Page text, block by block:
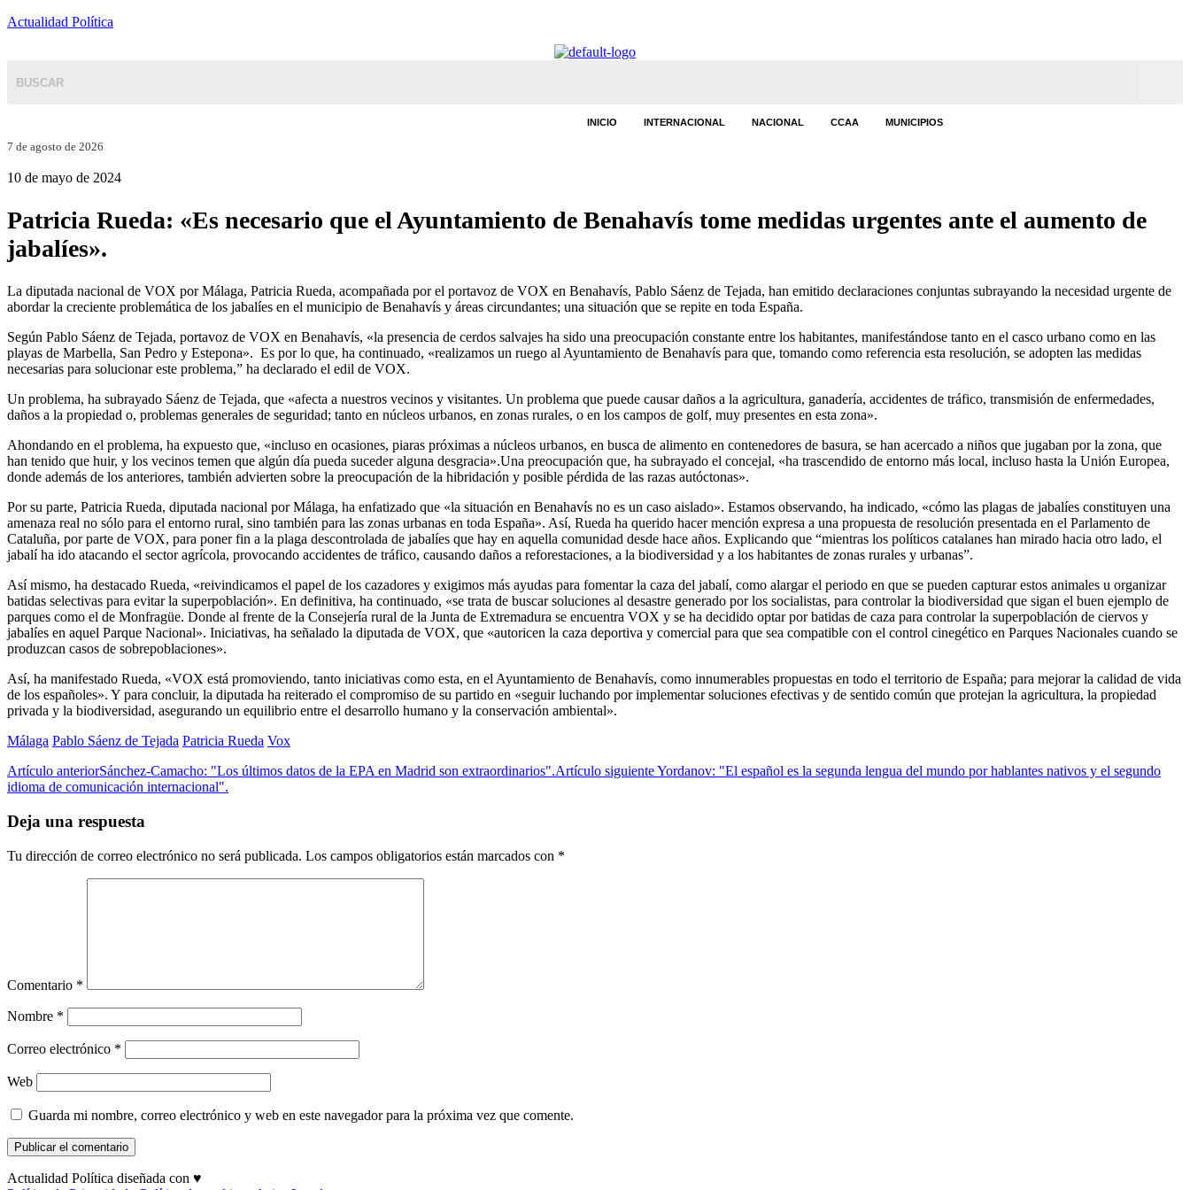
Actualidad Política
INICIO INTERNACIONAL NACIONAL CCAA MUNICIPIOS
7 de agosto de 2026
10 de mayo de 2024
Patricia Rueda: «Es necesario que el Ayuntamiento de Benahavís tome medidas urgentes ante el aumento de
jabalíes».
La diputada nacional de VOX por Málaga, Patricia Rueda, acompañada por el portavoz de VOX en Benahavís, Pablo Sáenz de Tejada, han emitido declaraciones conjuntas subrayando la necesidad urgente de
abordar la creciente problemática de los jabalíes en el municipio de Benahavís y áreas circundantes; una situación que se repite en toda España.
Según Pablo Sáenz de Tejada, portavoz de VOX en Benahavís, «la presencia de cerdos salvajes ha sido una preocupación constante entre los habitantes, manifestándose tanto en el casco urbano como en las
playas de Marbella, San Pedro y Estepona». Es por lo que, ha continuado, «realizamos un ruego al Ayuntamiento de Benahavís para que, tomando como referencia esta resolución, se adopten las medidas
necesarias para solucionar este problema,” ha declarado el edil de VOX.
Un problema, ha subrayado Sáenz de Tejada, que «afecta a nuestros vecinos y visitantes. Un problema que puede causar daños a la agricultura, ganadería, accidentes de tráfico, transmisión de enfermedades,
daños a la propiedad o, problemas generales de seguridad; tanto en núcleos urbanos, en zonas rurales, o en los campos de golf, muy presentes en esta zona».
Ahondando en el problema, ha expuesto que, «incluso en ocasiones, piaras próximas a núcleos urbanos, en busca de alimento en contenedores de basura, se han acercado a niños que jugaban por la zona, que
han tenido que huir, y los vecinos temen que algún día pueda suceder alguna desgracia».Una preocupación que, ha subrayado el concejal, «ha trascendido de entorno más local, incluso hasta la Unión Europea,
donde además de los anteriores, también advierten sobre la preocupación de la hibridación y posible pérdida de las razas autóctonas».
Por su parte, Patricia Rueda, diputada nacional por Málaga, ha enfatizado que «la situación en Benahavís no es un caso aislado». Estamos observando, ha indicado, «cómo las plagas de jabalíes constituyen una
amenaza real no sólo para el entorno rural, sino también para las zonas urbanas en toda España». Así, Rueda ha querido hacer mención expresa a una propuesta de resolución presentada en el Parlamento de
Cataluña, por parte de VOX, para poner fin a la plaga descontrolada de jabalíes que hay en aquella comunidad desde hace años. Explicando que “mientras los políticos catalanes han mirado hacia otro lado, el
jabalí ha ido atacando el sector agrícola, provocando accidentes de tráfico, causando daños a reforestaciones, a la biodiversidad y a los habitantes de zonas rurales y urbanas”.
Así mismo, ha destacado Rueda, «reivindicamos el papel de los cazadores y exigimos más ayudas para fomentar la caza del jabalí, como alargar el periodo en que se pueden capturar estos animales u organizar
batidas selectivas para evitar la superpoblación». En definitiva, ha continuado, «se trata de buscar soluciones al desastre generado por los socialistas, para controlar la biodiversidad que sigan el buen ejemplo de
parques como el de Monfragüe. Donde al frente de la Consejería rural de la Junta de Extremadura se encuentra VOX y se ha decidido optar por batidas de caza para controlar la superpoblación de ciervos y
jabalíes en aquel Parque Nacional». Iniciativas, ha señalado la diputada de VOX, que «autoricen la caza deportiva y comercial para que sea compatible con el control cinegético en Parques Nacionales cuando se
produzcan casos de sobrepoblaciones».
Así, ha manifestado Rueda, «VOX está promoviendo, tanto iniciativas como esta, en el Ayuntamiento de Benahavís, como innumerables propuestas en todo el territorio de España; para mejorar la calidad de vida
de los españoles». Y para concluir, la diputada ha reiterado el compromiso de su partido en «seguir luchando por implementar soluciones efectivas y de sentido común que protejan la agricultura, la propiedad
privada y la biodiversidad, asegurando un equilibrio entre el desarrollo humano y la conservación ambiental».
Málaga Pablo Sáenz de Tejada Patricia Rueda Vox
Artículo anteriorSánchez-Camacho: "Los últimos datos de la EPA en Madrid son extraordinarios".Artículo siguienteYordanov: "El español es la segunda lengua del mundo por hablantes nativos y el segundo
idioma de comunicación internacional".
Deja una respuesta
Tu dirección de correo electrónico no será publicada. Los campos obligatorios están marcados con *
Comentario *
Nombre *
Correo electrónico *
Web
Guarda mi nombre, correo electrónico y web en este navegador para la próxima vez que comente.
Actualidad Política diseñada con ♥